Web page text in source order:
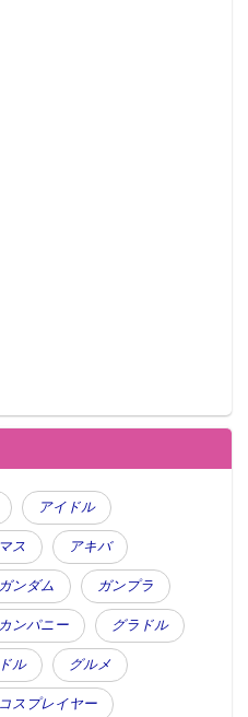
アイドル
ス アキバ
ガンダム ガンプラ
ンパニー グラドル
ル グルメ
コスプレイヤー